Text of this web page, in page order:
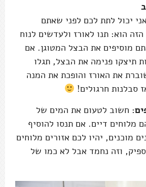
יכול לתת לכם לפני שאתם
הוא: תנו לאורז ולעדשים לנוח
מוסיפים את הבצל המטוגן. אם
30 הדקות תיצקו פנימה את הבצל, תגלו
את האורז והופכת את המנה
סבלנות חרגולים!
חשוב לטעום את המים של
מלוחים דיים. אם תנסו להוסיף
מוכנים, יהיו לכם אזורים מלוחים
וזה נחמד אבל לא כמו של